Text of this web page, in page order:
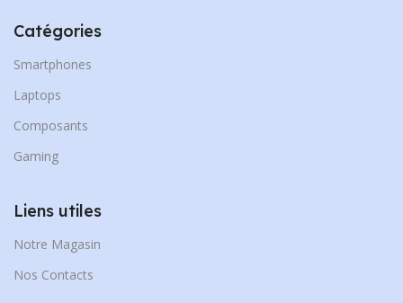
Catégories
Smartphones
Laptops
Composants
Gaming
Liens utiles
Notre Magasin
Nos Contacts